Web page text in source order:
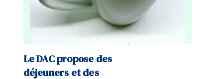
Le DAC propose des
déjeuners et des